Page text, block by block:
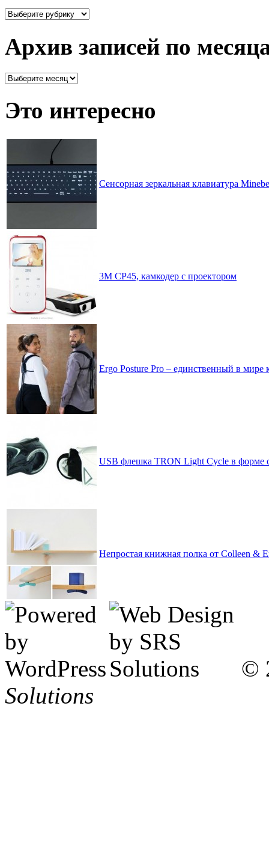
Здесь
Архив записей по
Архив
месяцам
Это интересно
Сенсорная зеркальная клавиатура
3M CP45, камкодер с проектором
Ergo Posture Pro – единственный в
USB флешка TRON Light Cycle в форме
Непростая книжная полка от Colleen &
©
Solutions